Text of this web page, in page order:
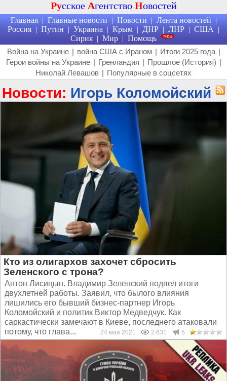
Русское Агентство Новостей
Главная | Главные новости | Новости | Лента новостей |
Россия | Путин | Украина | Крым | ДНР | ЛНР | США |
Сирия | Мир | Помощь
Война на Украине | война США с Ираном | Итоги 2025 года |
Герои войны на Украине | Гренландия | Прошлое (История) |
Николай Левашов | Популярные в соцсетях
Новости: Игорь Коломойский
Кто из олигархов захочет сбросить
Зеленского с трона?
Антон Лисицын. Владимир Зеленский подвел итоги
двухлетней работы. Заявил, что былого влияния
лишились его бывший бизнес-партнер Игорь
Коломойский и политик Виктор Медведчук. Как
саркастически замечают в Киеве, последнего атаковали
потому, что глава...
24 мая 2021 2 631 5